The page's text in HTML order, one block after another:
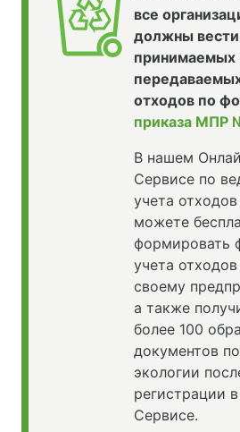
все
должны вести
принимаемых
отходов по
приказа МПР
В нашем
Сервисе по
учета
можете
формировать
учета
своему
а также
более 100
документов по
экологии
регистрации в
Сервисе.